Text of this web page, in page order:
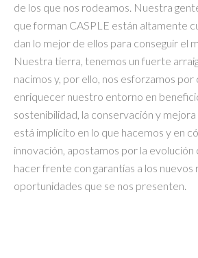
de los que nos rodeamos. Nuestra
que forman CASPLE están altamente
dan lo mejor de ellos para conseguir el
Nuestra tierra, tenemos un fuerte
nacimos y, por ello, nos esforzamos
enriquecer nuestro entorno en
sostenibilidad, la conservación y
está implícito en lo que hacemos y en
innovación, apostamos por la
hacer frente con garantías a los nuevos
oportunidades que se nos presenten.